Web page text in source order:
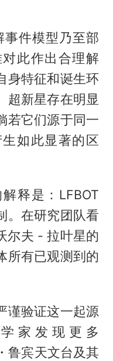
事件模型乃至部
此作出合理解
身特征和诞生环
超新星存在明显
若它们源于同一
如此显著的区
释是：LFBOT
。在研究团队看
尔夫 - 拉叶星的
所有已观测到的
谨验证这一起源
家发现更多
鲁宾天文台及其